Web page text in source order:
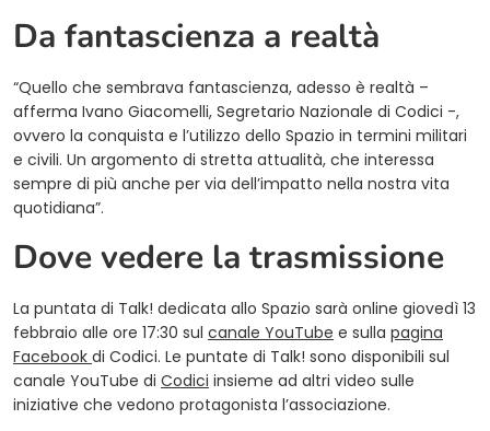
Da fantascienza a realtà
“Quello che sembrava fantascienza, adesso è realtà –
afferma Ivano Giacomelli, Segretario Nazionale di Codici -,
ovvero la conquista e l’utilizzo dello Spazio in termini militari
e civili. Un argomento di stretta attualità, che interessa
sempre di più anche per via dell’impatto nella nostra vita
quotidiana”.
Dove vedere la trasmissione
La puntata di Talk! dedicata allo Spazio sarà online giovedì 13
febbraio alle ore 17:30 sul canale YouTube e sulla pagina
Facebook di Codici. Le puntate di Talk! sono disponibili sul
canale YouTube di Codici insieme ad altri video sulle
iniziative che vedono protagonista l’associazione.